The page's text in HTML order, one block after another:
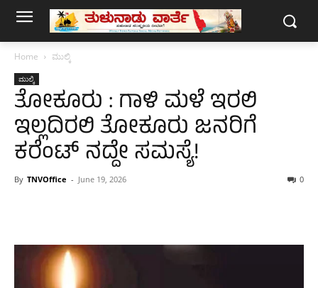
Home ಮುಲ್ಕಿ
ಮುಲ್ಕಿ
ತೋಕೂರು : ಗಾಳಿ ಮಳೆ ಇರಲಿ
ಇಲ್ಲದಿರಲಿ ತೋಕೂರು ಜನರಿಗೆ
ಕರೆಂಟ್ ನದ್ದೇ ಸಮಸ್ಯೆ!
By TNVOffice - June 19, 2026 0